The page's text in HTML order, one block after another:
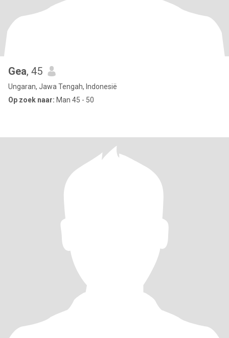
Gea, 45
Ungaran, Jawa Tengah, Indonesië
Op zoek naar: Man 45 - 50